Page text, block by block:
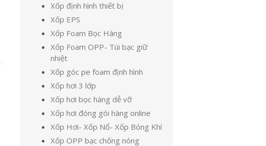
Xốp định hình thiết bị
Xốp EPS
Xốp Foam Bọc Hàng
Xốp Foam OPP- Túi bạc giữ
nhiệt
Xốp góc pe foam định hình
Xốp hơi 3 lớp
Xốp hơi bọc hàng dễ vỡ
Xốp hơi đóng gói hàng online
Xốp Hơi- Xốp Nổ- Xốp Bóng Khí
Xốp OPP bạc chống nóng